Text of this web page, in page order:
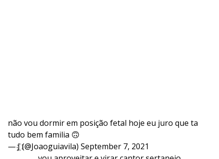
não vou dormir em posição fetal hoje eu juro que ta
tudo bem familia 🙃
— J҉ (@Joaoguiavila) September 7, 2021